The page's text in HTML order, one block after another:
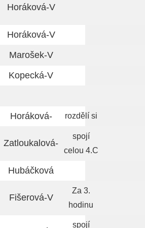
Horáková-V
Horáková-V
Marošek-V
Kopecká-V
Horáková- rozdělí si
Zatloukalová-
spojí
celou 4.C
Hubáčková
Fišerová-V
Za 3.
hodinu
spojí